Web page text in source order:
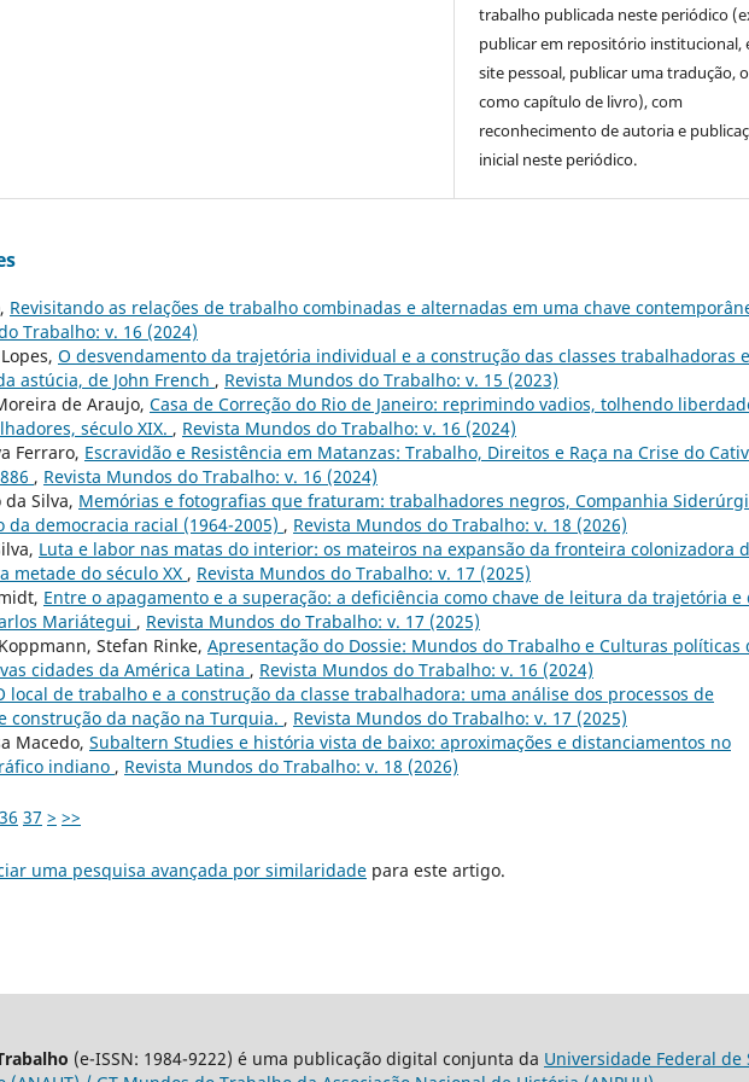
trabalho publicada neste periódico
publicar em repositório institucional,
site pessoal, publicar uma tradução,
como capítulo de livro), com
reconhecimento de autoria e
inicial neste periódico.
Revisitando as relações de trabalho combinadas e alternadas em uma chave
Trabalho: v. 16 (2024)
O desvendamento da trajetória individual e a construção das classes trabalhadoras
astúcia, de John French , Revista Mundos do Trabalho: v. 15 (2023)
de Araujo, Casa de Correção do Rio de Janeiro: reprimindo vadios, tolhendo
século XIX. , Revista Mundos do Trabalho: v. 16 (2024)
Ferraro, Escravidão e Resistência em Matanzas: Trabalho, Direitos e Raça na Crise do
, Revista Mundos do Trabalho: v. 16 (2024)
Silva, Memórias e fotografias que fraturam: trabalhadores negros, Companhia
da democracia racial (1964-2005) , Revista Mundos do Trabalho: v. 18 (2026)
Luta e labor nas matas do interior: os mateiros na expansão da fronteira colonizadora
metade do século XX , Revista Mundos do Trabalho: v. 17 (2025)
Entre o apagamento e a superação: a deficiência como chave de leitura da trajetória e
Mariátegui , Revista Mundos do Trabalho: v. 17 (2025)
Stefan Rinke, Apresentação do Dossie: Mundos do Trabalho e Culturas políticas
cidades da América Latina , Revista Mundos do Trabalho: v. 16 (2024)
local de trabalho e a construção da classe trabalhadora: uma análise dos processos de
construção da nação na Turquia. , Revista Mundos do Trabalho: v. 17 (2025)
Macedo, Subaltern Studies e história vista de baixo: aproximações e distanciamentos no
indiano , Revista Mundos do Trabalho: v. 18 (2026)
36 37 > >>
uma pesquisa avançada por similaridade para este artigo.
(e-ISSN: 1984-9222) é uma publicação digital conjunta da Universidade Federal de